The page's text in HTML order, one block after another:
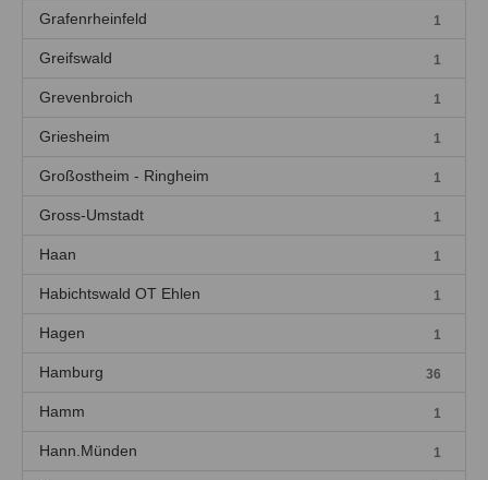
Grafenrheinfeld 1
Greifswald 1
Grevenbroich 1
Griesheim 1
Großostheim - Ringheim 1
Gross-Umstadt 1
Haan 1
Habichtswald OT Ehlen 1
Hagen 1
Hamburg 36
Hamm 1
Hann.Münden 1